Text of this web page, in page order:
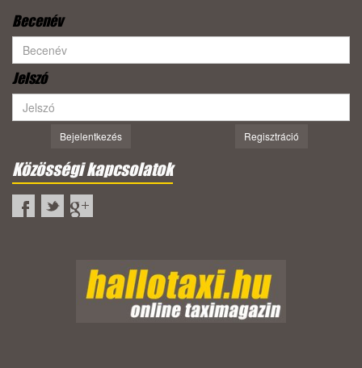
Becenév
Jelszó
Bejelentkezés Regisztráció
Közösségi kapcsolatok